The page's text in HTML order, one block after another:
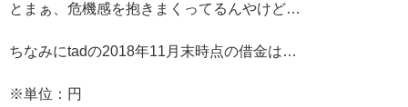
とまぁ、危機感を抱きまくってるんやけど…
ちなみにtadの2018年11月末時点の借金は…
※単位：円